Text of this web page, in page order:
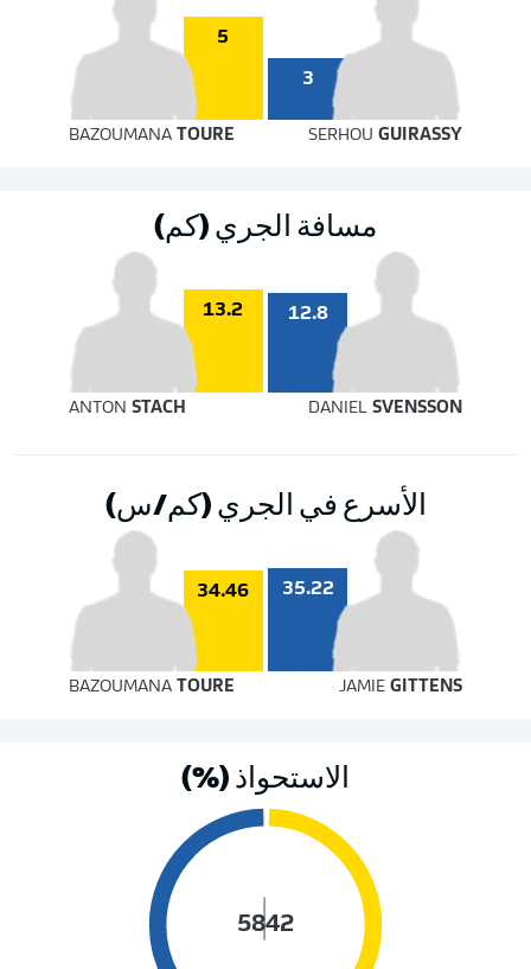
3
5
BAZOUMANA TOURE SERHOUGUIRASSY
مسافة الجري (كم)
12.8
13.2
ANTON STACH DANIELSVENSSON
الأسرع في الجري (كم/س)
35.22
34.46
BAZOUMANA TOURE JAMIEGITTENS
الاستحواذ (%)
42
58